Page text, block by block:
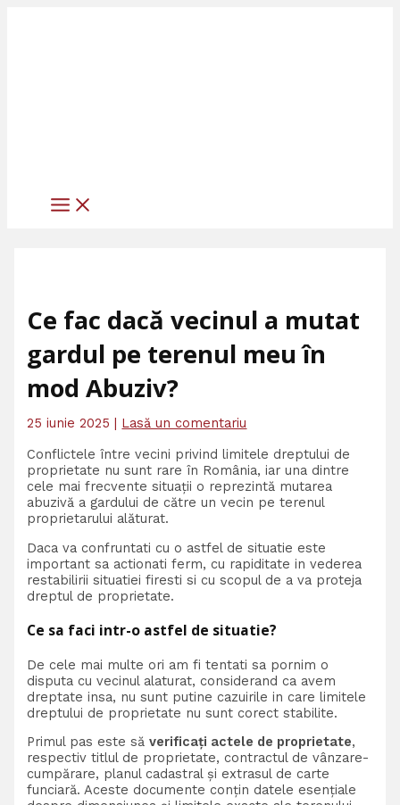
Ce fac dacă vecinul a mutat
gardul pe terenul meu în
mod Abuziv?
25 iunie 2025
Lasă un comentariu
Conflictele între vecini privind limitele dreptului de
proprietate nu sunt rare în România, iar una dintre
cele mai frecvente situații o reprezintă mutarea
abuzivă a gardului de către un vecin pe terenul
proprietarului alăturat.
Daca va confruntati cu o astfel de situatie este
important sa actionati ferm, cu rapiditate in vederea
restabilirii situatiei firesti si cu scopul de a va proteja
dreptul de proprietate.
Ce sa faci intr-o astfel de situatie?
De cele mai multe ori am fi tentati sa pornim o
disputa cu vecinul alaturat, considerand ca avem
dreptate insa, nu sunt putine cazuirile in care limitele
dreptului de proprietate nu sunt corect stabilite.
Primul pas este săverificați actele de proprietate,
respectiv titlul de proprietate, contractul de vânzare-
cumpărare, planul cadastral și extrasul de carte
funciară. Aceste documente conțin datele esențiale